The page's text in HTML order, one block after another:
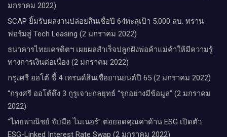
มกราคม 2022)
SCAP ยิ้มรับผลงานปล่อยสินเชื่อปี 64ทะลุเป้า 5,000 ลบ. ทราน
ฟอร์มสู่ Tech Leasing (2 มกราคม 2022)
ธนาคารไทยเครดิตฯ เผยผลสำเร็จปลูกฝังพ่อค้าแม่ค้าให้มีความรู้
ทางการเงินต่อเนื่อง (2 มกราคม 2022)
กรุงศรี ออโต้ ชี้ 4 เทรนด์สินเชื่อยานยนต์ปี 65 (2 มกราคม 2022)
“กรุงศรี ออโต้ดึง 3 กูรูเจาะกลยุทธ์ “รุกอย่างมีข้อมูล” (2 มกราคม
2022)
“ไทยพาณิชย์ จับมือ ไมเนอร์” ต่อยอดคุณค่าด้าน ESG เปิดตัว
ESG-Linked Interest Rate Swap (2 มกราคม 2022)